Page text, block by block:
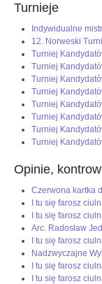
Turnieje
Indywidualne
12. Norweski
Turniej
Turniej
Turniej
Turniej
Turniej
Turniej
Turniej
Turniej
Opinie,
Czerwona kartka
I tu się farosz
I tu się farosz
Arc. Radosław
I tu się farosz
Nadzwyczajne
I tu się farosz
I tu się farosz